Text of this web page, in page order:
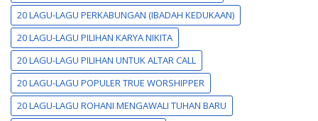
20 LAGU-LAGU PERKABUNGAN (IBADAH KEDUKAAN)
20 LAGU-LAGU PILIHAN KARYA NIKITA
20 LAGU-LAGU PILIHAN UNTUK ALTAR CALL
20 LAGU-LAGU POPULER TRUE WORSHIPPER
20 LAGU-LAGU ROHANI MENGAWALI TUHAN BARU